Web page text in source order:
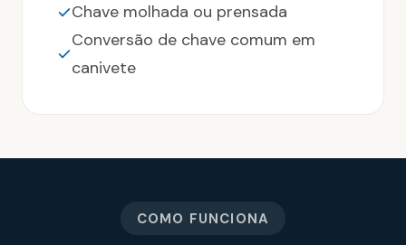
Chave molhada ou prensada
Conversão de chave comum em
canivete
COMO FUNCIONA